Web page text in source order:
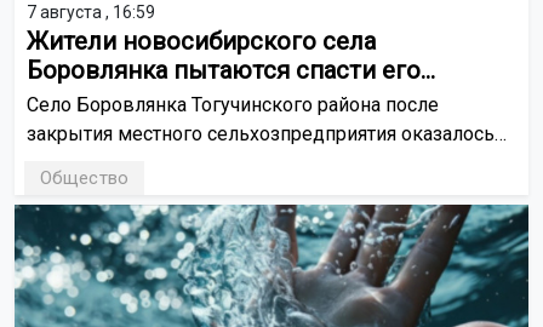
7 августа , 16:59
Жители новосибирского села
Боровлянка пытаются спасти его
от упадка
Село Боровлянка Тогучинского района после
закрытия местного сельхозпредприятия оказалось
инфраструктура разрушается, а люди продолжают
уезжать.
Общество